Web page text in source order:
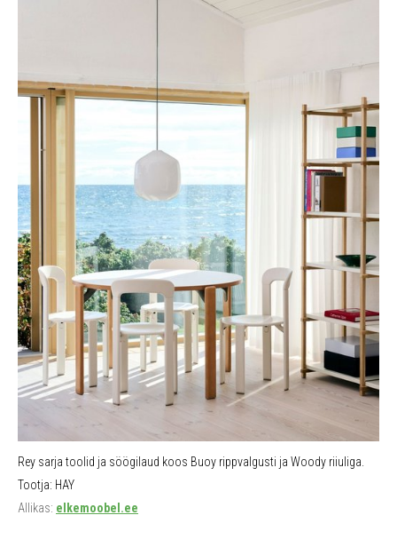
Rey sarja toolid ja söögilaud koos Buoy rippvalgusti ja Woody riiuliga.
Tootja: HAY
Allikas: elkemoobel.ee